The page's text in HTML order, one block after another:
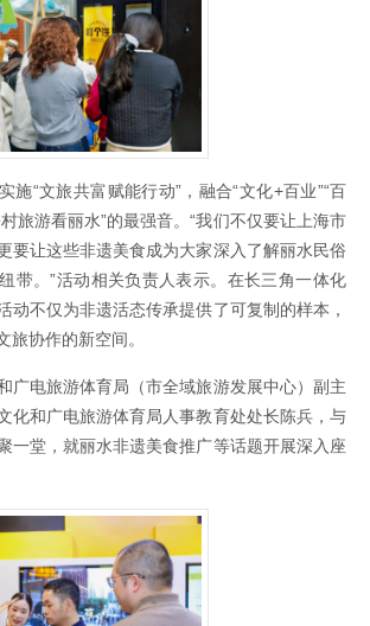
施“文旅共富赋能行动”，融合“文化+百业”“百
旅游看丽水”的最强音。“我们不仅要让上海市
要让这些非遗美食成为大家深入了解丽水民俗
带。”活动相关负责人表示。在长三角一体化
动不仅为非遗活态传承提供了可复制的样本，
旅协作的新空间。
广电旅游体育局（市全域旅游发展中心）副主
化和广电旅游体育局人事教育处处长陈兵，与
一堂，就丽水非遗美食推广等话题开展深入座